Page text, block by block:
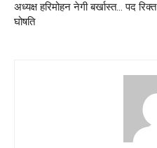
अध्यक्ष हरिमोहन नेगी बर्खास्त… पद रिक्त
घोषति